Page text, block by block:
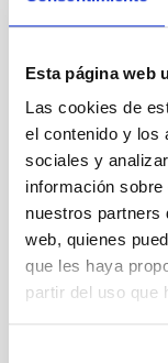
Esta página web
Las cookies de
el contenido y los
sociales y
información
nuestros partners
web, quienes
que les haya
partir del uso que